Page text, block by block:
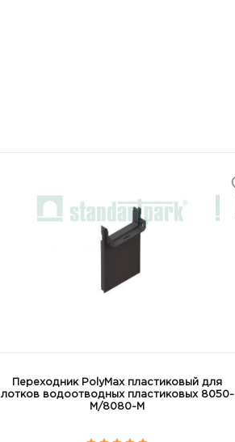
Переходник PolyMax пластиковый для
лотков водоотводных пластиковых 8050-
М/8080-М